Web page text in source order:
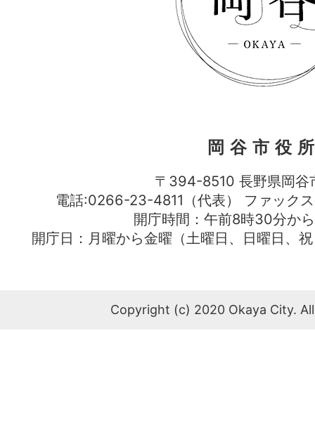
岡谷市役
〒394-8510 長野県岡谷
電話:0266-23-4811（代表） ファッ
開庁時間：午前8時30分か
開庁日：月曜から金曜（土曜日、日曜日、
Copyright (c) 2020 Okaya City.